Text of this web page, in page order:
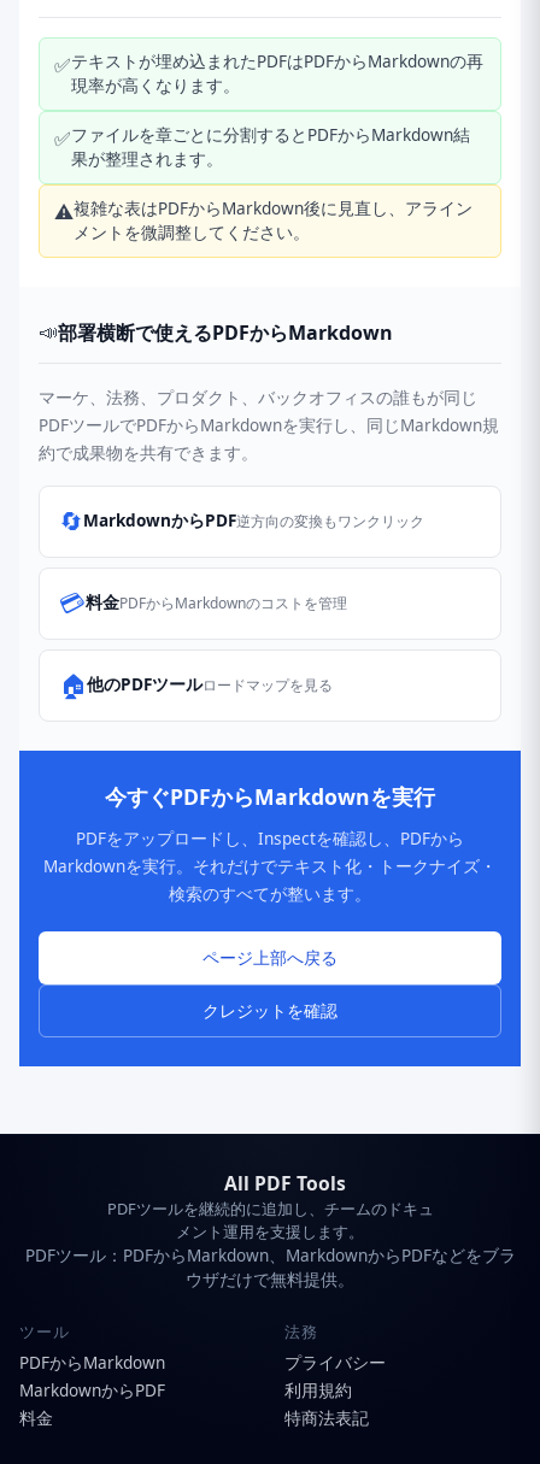
✅テキストが埋め込まれたPDFはPDFからMarkdownの再
現率が高くなります。
✅ファイルを章ごとに分割するとPDFからMarkdown結
果が整理されます。
⚠️複雑な表はPDFからMarkdown後に見直し、アライン
メントを微調整してください。
📣部署横断で使えるPDFからMarkdown
マーケ、法務、プロダクト、バックオフィスの誰もが同じ
PDFツールでPDFからMarkdownを実行し、同じMarkdown規
約で成果物を共有できます。
🔄MarkdownからPDF逆方向の変換もワンクリック
💳料金PDFからMarkdownのコストを管理
🏠他のPDFツールロードマップを見る
今すぐPDFからMarkdownを実行
PDFをアップロードし、Inspectを確認し、PDFから
Markdownを実行。それだけでテキスト化・トークナイズ・
検索のすべてが整います。
ページ上部へ戻る
クレジットを確認
All PDF Tools
PDFツールを継続的に追加し、チームのドキュ
メント運用を支援します。
PDFツール：PDFからMarkdown、MarkdownからPDFなどをブラ
ウザだけで無料提供。
ツール
PDFからMarkdown
MarkdownからPDF
料金
法務
プライバシー
利用規約
特商法表記